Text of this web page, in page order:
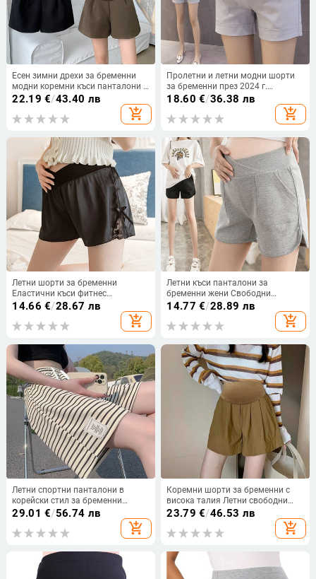
Есен зимни дрехи за бременни
модни коремни къси панталони с
висока талия свободни ботуши
за бременни панталони широки
крачоли панталони на едро
22.19 €/43.40 лв
add_shopping_cart
Пролетни и летни модни шорти
за бременни през 2024 г.
Едноцветни ежедневни коремни
панталони Шорти за бременни с
висока талия на едро
18.60 €/36.38 лв
add_shopping_cart
Летни шорти за бременни
Еластични къси фитнес
панталони за бременни с висока
талия Меки шорти на корема
Дамски дрехи за бременни
14.66 €/28.67 лв
add_shopping_cart
Летни къси панталони за
бременни жени Свободни
панталони с широки крачоли
Панталони с ниска талия за
мама Едноцветни памучни къси
джобове
14.77 €/28.89 лв
add_shopping_cart
Летни спортни панталони в
корейски стил за бременни
Широки крачоли Свободни
ежедневни бременни жени Къси
къси панталони на райета А-
29.01 €/56.74 лв
add_shopping_cart
Коремни шорти за бременни с
висока талия Летни свободни
ежедневни панталони за
бременни жени Едноцветни
широки къси панталони за
ботуши
23.79 €/46.53 лв
add_shopping_cart